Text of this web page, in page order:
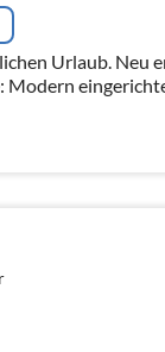
Urlaub. Neu
Modern
Perfekt